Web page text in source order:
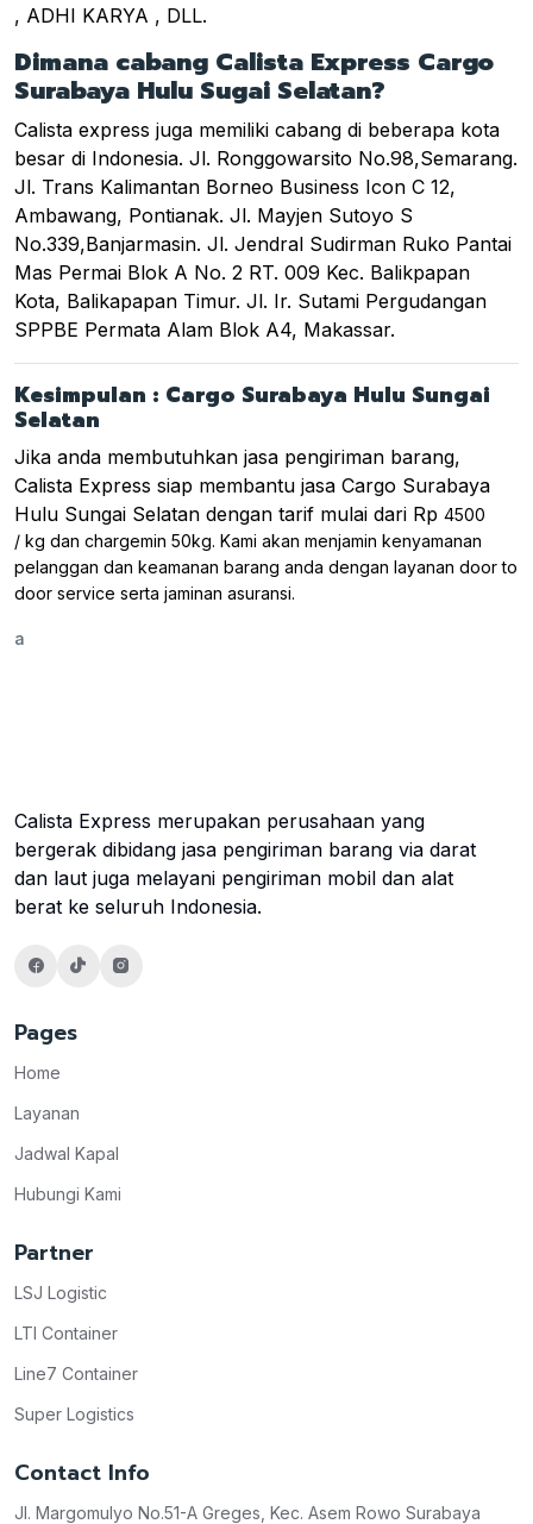
, ADHI KARYA , DLL.
Dimana cabang Calista Express Cargo
Surabaya Hulu Sugai Selatan?
Calista express juga memiliki cabang di beberapa kota
besar di Indonesia. Jl. Ronggowarsito No.98,Semarang.
Jl. Trans Kalimantan Borneo Business Icon C 12,
Ambawang, Pontianak. Jl. Mayjen Sutoyo S
No.339,Banjarmasin. Jl. Jendral Sudirman Ruko Pantai
Mas Permai Blok A No. 2 RT. 009 Kec. Balikpapan
Kota, Balikapapan Timur. Jl. Ir. Sutami Pergudangan
SPPBE Permata Alam Blok A4, Makassar.
Kesimpulan : Cargo Surabaya Hulu Sungai
Selatan
Jika anda membutuhkan jasa pengiriman barang,
Calista Express siap membantu jasa Cargo Surabaya
Hulu Sungai Selatan dengan tarif mulai dari Rp 4500
/ kg dan chargemin 50kg. Kami akan menjamin kenyamanan
pelanggan dan keamanan barang anda dengan layanan door to
door service serta jaminan asuransi.
a
Calista Express merupakan perusahaan yang
bergerak dibidang jasa pengiriman barang via darat
dan laut juga melayani pengiriman mobil dan alat
berat ke seluruh Indonesia.
Pages
Home
Layanan
Jadwal Kapal
Hubungi Kami
Partner
LSJ Logistic
LTI Container
Line7 Container
Super Logistics
Contact Info
Jl. Margomulyo No.51-A Greges, Kec. Asem Rowo Surabaya